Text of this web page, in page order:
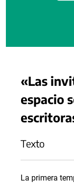
«Las
espacio
Texto
La primera